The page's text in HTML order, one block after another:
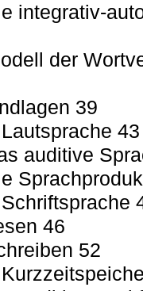
integrativ-
der
39
43
auditive
46
52